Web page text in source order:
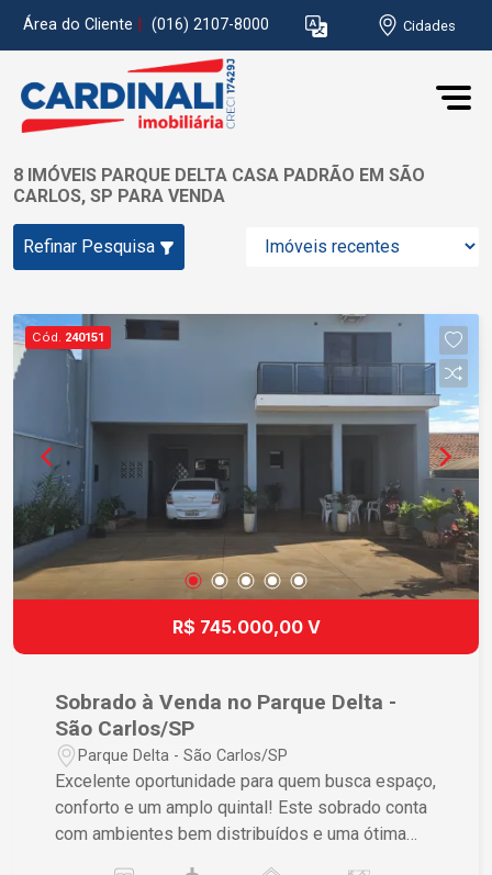
Área do Cliente (016) 2107-8000 Cidades
8 IMÓVEIS PARQUE DELTA CASA PADRÃO EM SÃO
CARLOS, SP PARA VENDA
Refinar Pesquisa
Cód. 240151
R$ 745.000,00 V
Sobrado à Venda no Parque Delta -
São Carlos/SP
Parque Delta - São Carlos/SP
Excelente oportunidade para quem busca espaço,
conforto e um amplo quintal! Este sobrado conta
com ambientes bem distribuídos e uma ótima